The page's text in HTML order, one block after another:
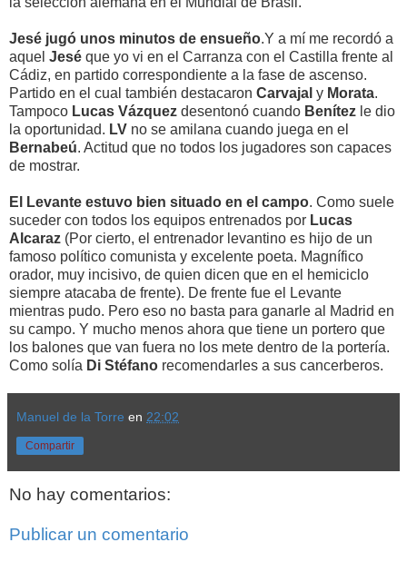
Jesé jugó unos minutos de ensueño.Y a mí me recordó a
aquel Jesé que yo vi en el Carranza con el Castilla frente al
Cádiz, en partido correspondiente a la fase de ascenso.
Partido en el cual también destacaron Carvajal y Morata.
Tampoco Lucas Vázquez desentonó cuando Benítez le dio
la oportunidad. LV no se amilana cuando juega en el
Bernabeú. Actitud que no todos los jugadores son capaces
de mostrar.
El Levante estuvo bien situado en el campo. Como suele
suceder con todos los equipos entrenados por Lucas
Alcaraz (Por cierto, el entrenador levantino es hijo de un
famoso político comunista y excelente poeta. Magnífico
orador, muy incisivo, de quien dicen que en el hemiciclo
siempre atacaba de frente). De frente fue el Levante
mientras pudo. Pero eso no basta para ganarle al Madrid en
su campo. Y mucho menos ahora que tiene un portero que
los balones que van fuera no los mete dentro de la portería.
Como solía Di Stéfano recomendarles a sus cancerberos.
Manuel de la Torre en 22:02
Compartir
No hay comentarios:
Publicar un comentario